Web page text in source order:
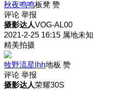
秋夜鸣鸣板凳 赞
评论 举报
摄影达人VOG-AL00
2021-2-25 16:15 属地未知
精美拍摄
牧野流星lhh地板 赞
评论 举报
摄影达人荣耀30S